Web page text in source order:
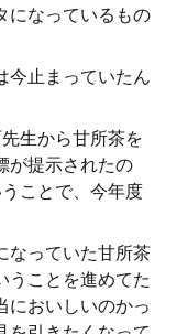
になっているもの
今止まっていたん
生から甘所茶を
が提示されたの
ことで、今年度
なっていた甘所茶
うことを進めてた
においしいのかっ